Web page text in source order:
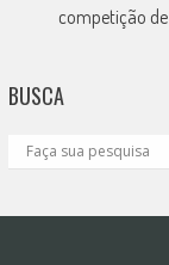
competição
BUSCA